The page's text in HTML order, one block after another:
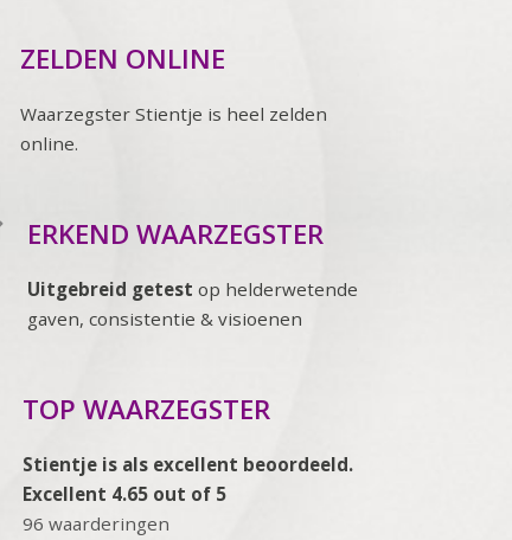
ZELDEN ONLINE
Waarzegster Stientje is heel zelden
online.
ERKEND WAARZEGSTER
Uitgebreid getest op helderwetende
gaven, consistentie & visioenen
TOP WAARZEGSTER
Stientje is als excellent beoordeeld.
Excellent 4.65 out of 5
96 waarderingen